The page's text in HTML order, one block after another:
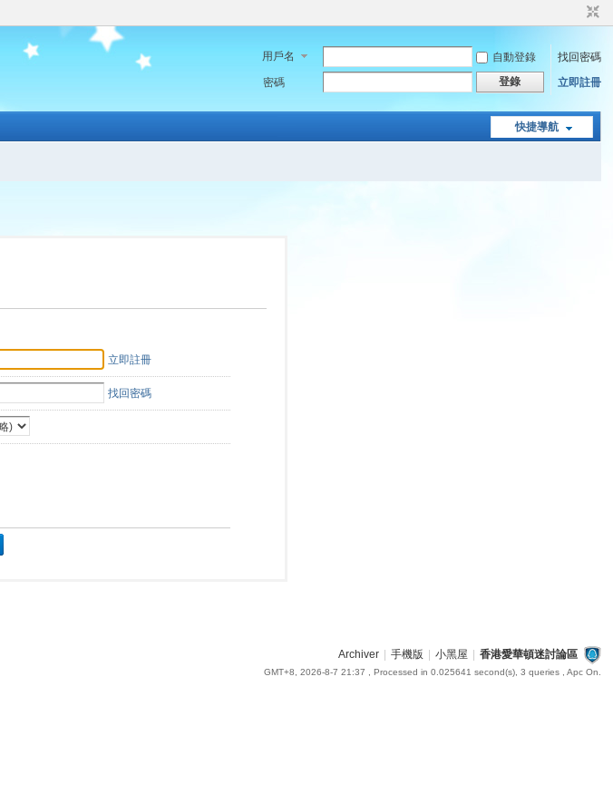
用戶名 自動登錄
找回密碼
密碼
登錄 立即註冊
快捷導航
立即註冊
找回密碼
Archiver 手機版 小黑屋 香港愛華頓迷討論區
GMT+8, 2026-8-7 21:37 , Processed in 0.025641 second(s), 3 queries , Apc On.